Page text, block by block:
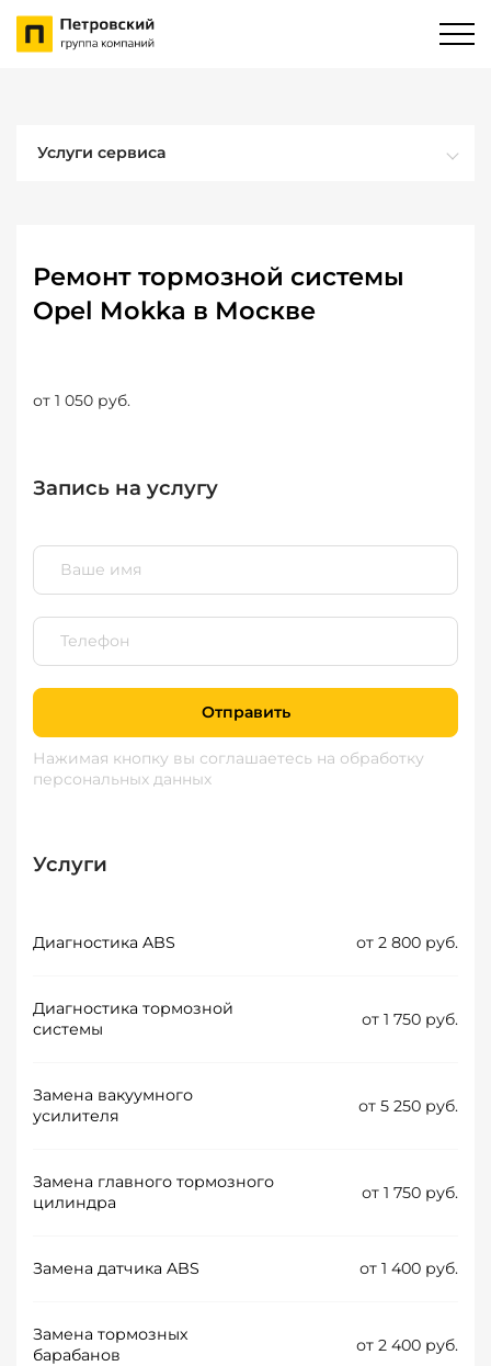
Услуги сервиса
Ремонт тормозной системы
Opel Mokka в Москве
от 1 050 руб.
Запись на услугу
Отправить
Нажимая кнопку вы соглашаетесь на обработку
персональных данных
Услуги
Диагностика ABS от 2 800 руб.
Диагностика тормозной
системы
от 1 750 руб.
Замена вакуумного
усилителя
от 5 250 руб.
Замена главного тормозного
цилиндра
от 1 750 руб.
Замена датчика ABS от 1 400 руб.
Замена тормозных
барабанов
от 2 400 руб.